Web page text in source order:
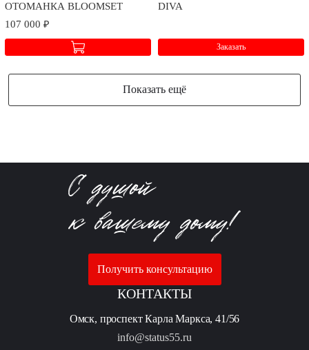
ОТОМАНКА BLOOMSET
107 000 ₽
DIVA
Заказать
Показать ещё
Получить консультацию
КОНТАКТЫ
Омск, проспект Карла Маркса, 41/56
info@status55.ru